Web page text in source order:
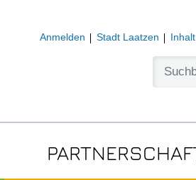
Anmelden Stadt Laatzen Inhalt